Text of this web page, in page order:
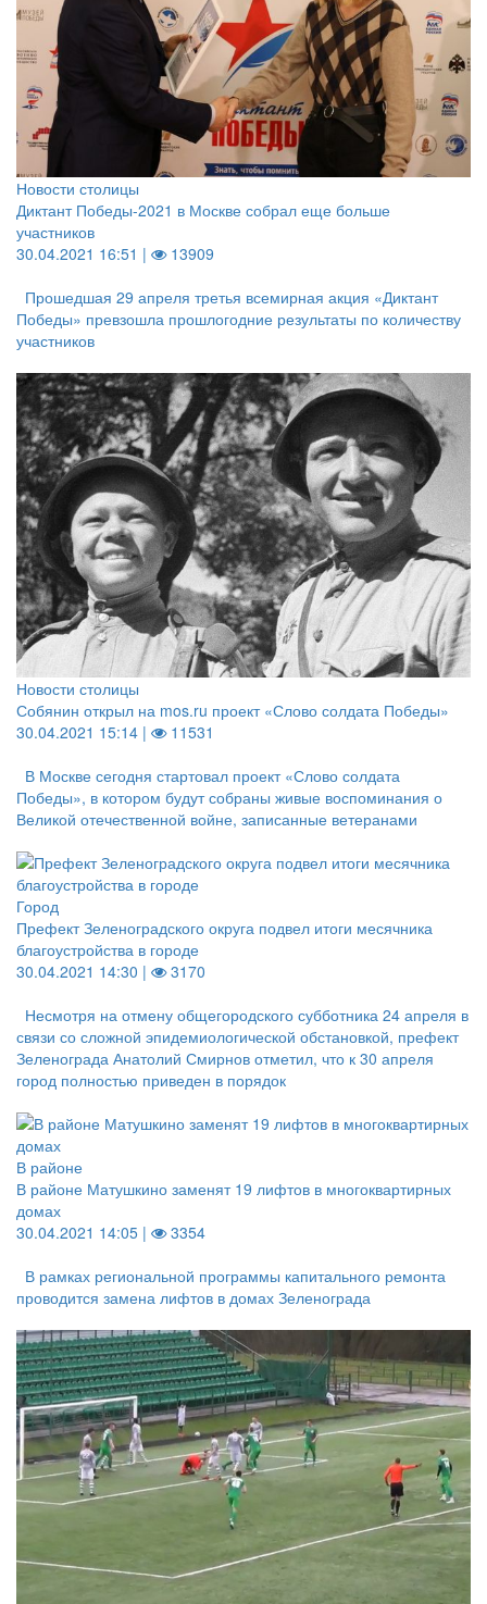
Новости столицы
Диктант Победы-2021 в Москве собрал еще больше
участников
30.04.2021 16:51 |
13909
Прошедшая 29 апреля третья всемирная акция «Диктант
Победы» превзошла прошлогодние результаты по количеству
участников
Новости столицы
Собянин открыл на mos.ru проект «Слово солдата Победы»
30.04.2021 15:14 |
11531
В Москве сегодня стартовал проект «Слово солдата
Победы», в котором будут собраны живые воспоминания о
Великой отечественной войне, записанные ветеранами
Город
Префект Зеленоградского округа подвел итоги месячника
благоустройства в городе
30.04.2021 14:30 |
3170
Несмотря на отмену общегородского субботника 24 апреля в
связи со сложной эпидемиологической обстановкой, префект
Зеленограда Анатолий Смирнов отметил, что к 30 апреля
город полностью приведен в порядок
В районе
В районе Матушкино заменят 19 лифтов в многоквартирных
домах
30.04.2021 14:05 |
3354
В рамках региональной программы капитального ремонта
проводится замена лифтов в домах Зеленограда